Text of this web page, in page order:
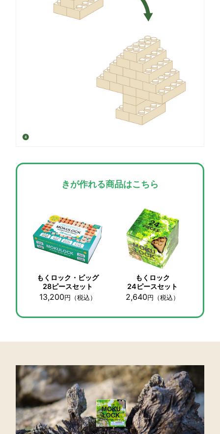
きが作れる商品はこちら
もくロック・ビッグ
28ピースセット
13,200円 （税込）
もくロック
24ピースセット
2,640円 （税込）